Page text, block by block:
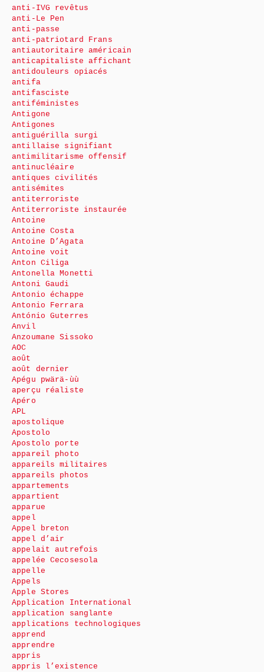
anti-IVG revêtus
anti-Le Pen
anti-passe
anti-patriotard Frans
antiautoritaire américain
anticapitaliste affichant
antidouleurs opiacés
antifa
antifasciste
antiféministes
Antigone
Antigones
antiguérilla surgi
antillaise signifiant
antimilitarisme offensif
antinucléaire
antiques civilités
antisémites
antiterroriste
Antiterroriste instaurée
Antoine
Antoine Costa
Antoine D’Agata
Antoine voit
Anton Ciliga
Antonella Monetti
Antoni Gaudi
Antonio échappe
Antonio Ferrara
António Guterres
Anvil
Anzoumane Sissoko
AOC
août
août dernier
Apégu pwärä-ùù
aperçu réaliste
Apéro
APL
apostolique
Apostolo
Apostolo porte
appareil photo
appareils militaires
appareils photos
appartements
appartient
apparue
appel
Appel breton
appel d’air
appelait autrefois
appelée Cecosesola
appelle
Appels
Apple Stores
Application International
application sanglante
applications technologiques
apprend
apprendre
appris
appris l’existence